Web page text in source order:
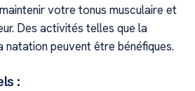
votre tonus musculaire et
Des activités telles que la
natation peuvent être bénéfiques.
: